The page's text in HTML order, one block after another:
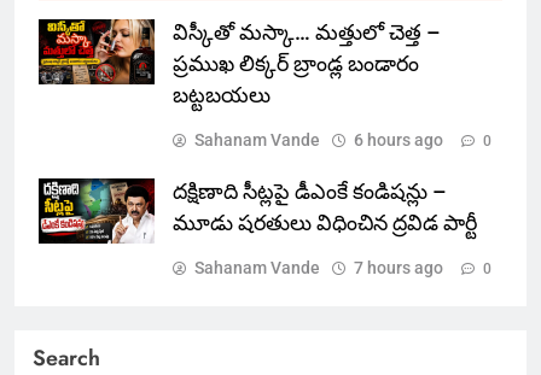
విస్కీతో మస్కా… మత్తులో చెత్త –
ప్రముఖ లిక్కర్ బ్రాండ్ల బండారం
బట్టబయలు
Sahanam Vande 6 hours ago 0
దక్షిణాది సీట్లపై డీఎంకే కండిషన్లు –
మూడు షరతులు విధించిన ద్రవిడ పార్టీ
Sahanam Vande 7 hours ago 0
Search